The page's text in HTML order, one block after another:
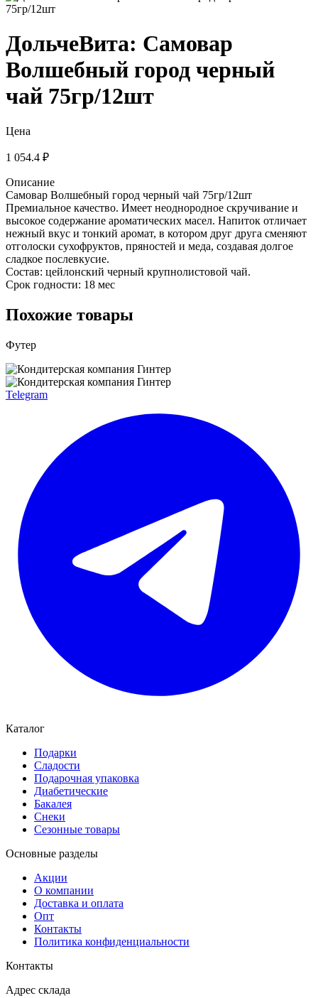
ДольчеВита: Самовар
Волшебный город черный
чай 75гр/12шт
Цена
1 054.4 ₽
Описание
Самовар Волшебный город черный чай 75гр/12шт
Премиальное качество. Имеет неоднородное скручивание и
высокое содержание ароматических масел. Напиток отличает
нежный вкус и тонкий аромат, в котором друг друга сменяют
отголоски сухофруктов, пряностей и меда, создавая долгое
сладкое послевкусие.
Состав: цейлонский черный крупнолистовой чай.
Срок годности: 18 мес
Похожие товары
Футер
Telegram
Каталог
Подарки
Сладости
Подарочная упаковка
Диабетические
Бакалея
Снеки
Сезонные товары
Основные разделы
Акции
О компании
Доставка и оплата
Опт
Контакты
Политика конфиденциальности
Контакты
Адрес склада